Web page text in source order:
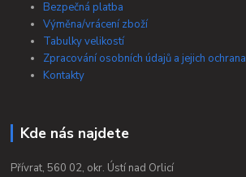
Bezpečná platba
Výměna/vrácení zboží
Tabulky velikostí
Zpracování osobních údajů a jejich ochrana
Kontakty
Kde nás najdete
Přívrat, 560 02, okr. Ústí nad Orlicí